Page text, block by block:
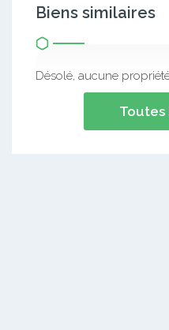
Biens similaires
Désolé, aucune
Toutes